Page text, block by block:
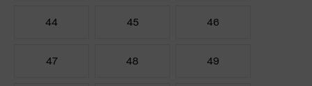
44 45 46
47 48 49